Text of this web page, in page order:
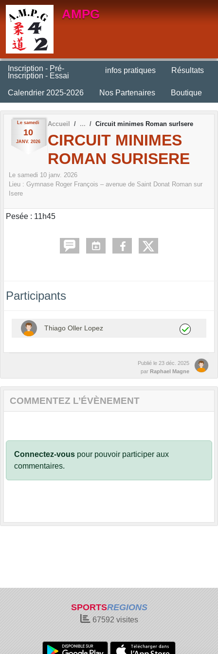
AMPG
Inscription - Pré-
Inscription - Essai
infos pratiques Résultats
Calendrier 2025-2026 Nos Partenaires Boutique
Le samedi
10
JANV. 2026
Accueil Circuit minimes Roman surIsere
CIRCUIT MINIMES
ROMAN SURISERE
Le samedi 10 janv. 2026
Lieu : Gymnase Roger François – avenue de Saint Donat Roman sur
Isere
Pesée : 11h45
Participants
Thiago Oller Lopez
Publié le 23 déc. 2025
par Raphael Magne
COMMENTEZ L’ÉVÈNEMENT
Connectez-vous pour pouvoir participer aux
commentaires.
SPORTSREGIONS
67592 visites
Panneau de gestion des cookies